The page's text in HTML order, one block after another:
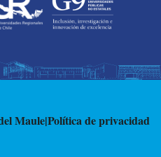
Maule|Política de privacidad